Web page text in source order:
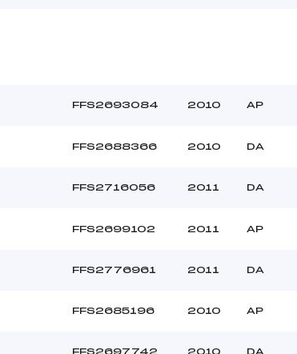
FFS2693084 2010 AP
FFS2688366 2010 DA
FFS2716056 2011 DA
FFS2699102 2011 AP
FFS2776961 2011 DA
FFS2685196 2010 AP
FFS2697742 2010 DA